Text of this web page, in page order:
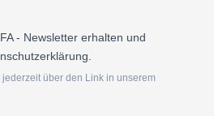
- Newsletter erhalten und
über den Link in unserem